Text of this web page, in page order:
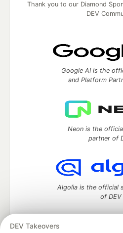
DEV Takeovers
Thank you to our Diamond
DEV
Google AI is the
and Platform
Neon is the
partner of
Algolia is the official
of DEV